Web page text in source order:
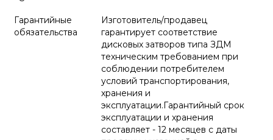
Гарантийные
обязательства
Изготовитель/продавец
гарантирует соответствие
дисковых затворов типа ЗДМ
техническим требованием при
соблюдении потребителем
условий транспортирования,
хранения и
эксплуатации.Гарантийный срок
эксплуатации и хранения
составляет - 12 месяцев с даты